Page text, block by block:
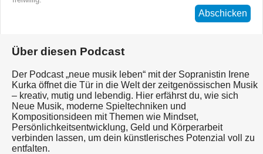
Abschicken
Über diesen Podcast
Der Podcast „neue musik leben“ mit der Sopranistin Irene
Kurka öffnet die Tür in die Welt der zeitgenössischen Musik
– kreativ, mutig und lebendig. Hier erfährst du, wie sich
Neue Musik, moderne Spieltechniken und
Kompositionsideen mit Themen wie Mindset,
Persönlichkeitsentwicklung, Geld und Körperarbeit
verbinden lassen, um dein künstlerisches Potenzial voll zu
entfalten.